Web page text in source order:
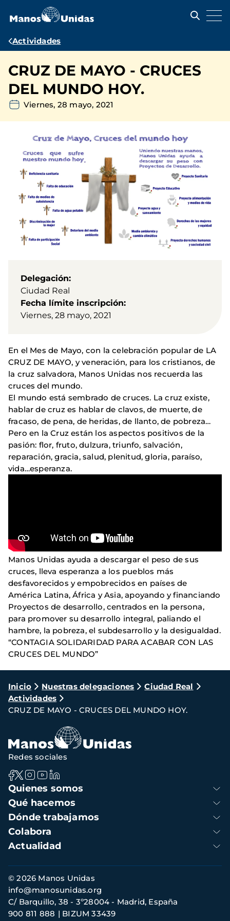
contenido
Ruta
navegación
Actividades
CRUZ DE MAYO - CRUCES
DEL MUNDO HOY.
Viernes, 28 mayo, 2021
Delegación
Ciudad Real
Fecha límite inscripción
Viernes, 28 mayo, 2021
En el Mes de Mayo, con la celebración popular de LA
CRUZ DE MAYO, y veneración, para los cristianos, de
la cruz salvadora, Manos Unidas nos recuerda las
cruces del mundo.
El mundo está sembrado de cruces. La cruz existe,
hablar de cruz es hablar de clavos, de muerte, de
fracaso, de pena, de heridas, de llanto, de pobreza…
Pero en la Cruz están los aspectos positivos de la
pasión: flor, fruto, dulzura, triunfo, salvación,
reparación, gracia, salud, plenitud, gloria, paraíso,
vida…esperanza.
Manos Unidas ayuda a descargar el peso de sus
cruces, lleva esperanza a los pueblos más
desfavorecidos y empobrecidos en países de
América Latina, África y Asia, apoyando y financiando
Proyectos de desarrollo, centrados en la persona,
para promover su desarrollo integral, paliando el
hambre, la pobreza, el subdesarrollo y la desigualdad.
“CONTAGIA SOLIDARIDAD PARA ACABAR CON LAS
CRUCES DEL MUNDO”
Ruta
de
navegación
Inicio Nuestras delegaciones
Ciudad Real
Actividades
CRUZ DE MAYO - CRUCES DEL MUNDO HOY.
Navegación
principal
Quienes somos
Qué hacemos
Dónde trabajamos
Colabora
Actualidad
Redes sociales
Información
de
contacto
© 2026 Manos Unidas
C/ Barquillo, 38 - 3º28004 - Madrid, España
900 811 888
BIZUM 33439
info@manosunidas.org